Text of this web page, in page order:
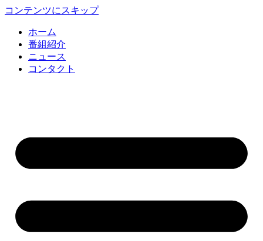
コンテンツにスキップ
ホーム
番組紹介
ニュース
コンタクト